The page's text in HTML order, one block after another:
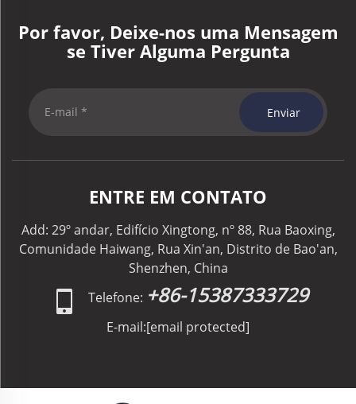
Por favor, Deixe-nos uma Mensagem
se Tiver Alguma Pergunta
Enviar
ENTRE EM CONTATO
Add: 29º andar, Edifício Xingtong, nº 88, Rua Baoxing,
Comunidade Haiwang, Rua Xin'an, Distrito de Bao'an,
Shenzhen, China
Telefone: +86-15387333729
E-mail:[email protected]